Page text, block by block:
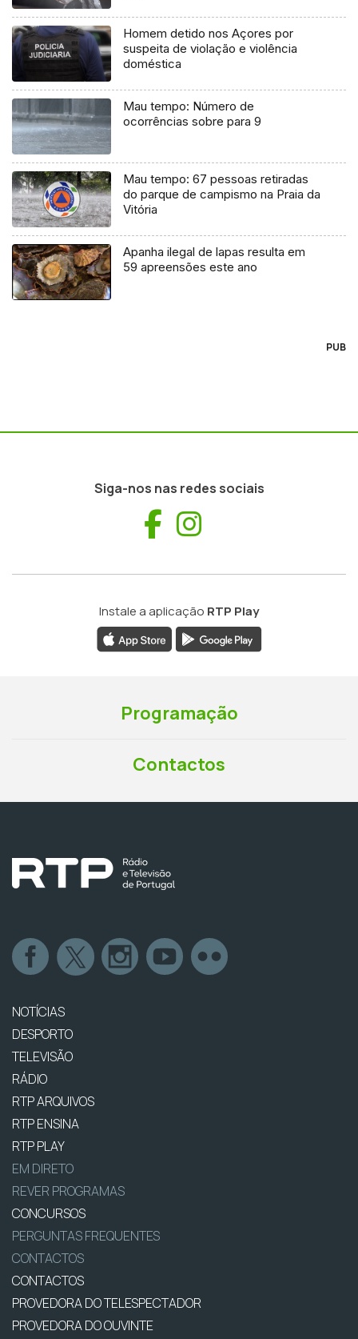
Homem detido nos Açores por
suspeita de violação e violência
doméstica
Mau tempo: Número de
ocorrências sobre para 9
Mau tempo: 67 pessoas retiradas
do parque de campismo na Praia da
Vitória
Apanha ilegal de lapas resulta em
59 apreensões este ano
PUB
Siga-nos nas redes sociais
Facebook
Instale a aplicação RTP Play
Programação
Contactos
NOTÍCIAS
DESPORTO
TELEVISÃO
RÁDIO
RTP ARQUIVOS
RTP ENSINA
RTP PLAY
EM DIRETO
REVER PROGRAMAS
CONCURSOS
PERGUNTAS FREQUENTES
CONTACTOS
CONTACTOS
PROVEDORA DO TELESPECTADOR
PROVEDORA DO OUVINTE